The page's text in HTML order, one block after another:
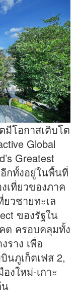
มีโอกาสเติบโต
Global
Greatest
กทั้งอยู่ในพื้นที่
เที่ยวของภาค
ยวชายทะเล
ของรัฐใน
ต ครอบคลุมทั้ง
ราง เพื่อ
นภูเก็ตเฟส 2,
งใหม่-เกาะ
น